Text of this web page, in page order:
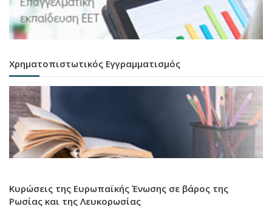
Χρηματοπιστωτικός Εγγραμματισμός
Κυρώσεις της Ευρωπαϊκής Ένωσης σε βάρος της
Ρωσίας και της Λευκορωσίας